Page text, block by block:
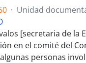
· Unidad
[secretaria de la
en el comité del
personas